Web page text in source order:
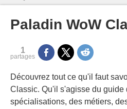
MGG
Paladin WoW
1
partages
Découvrez tout ce qu'il faut
Classic. Qu'il s'agisse du guide
spécialisations, des métiers,